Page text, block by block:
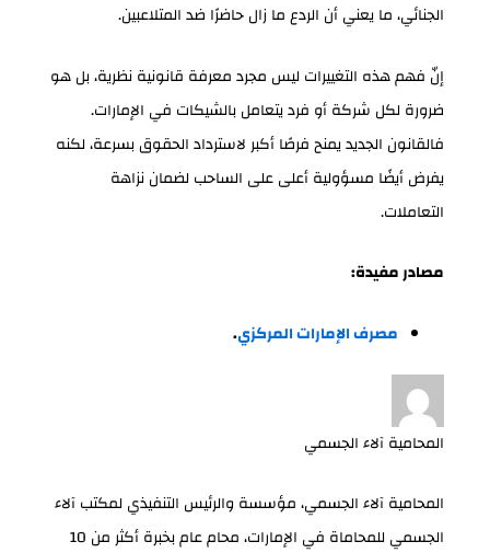
الجنائي، ما يعني أن الردع ما زال حاضرًا ضد المتلاعبين.
إنّ فهم هذه التغييرات ليس مجرد معرفة قانونية نظرية، بل هو
ضرورة لكل شركة أو فرد يتعامل بالشيكات في الإمارات.
فالقانون الجديد يمنح فرصًا أكبر لاسترداد الحقوق بسرعة، لكنه
يفرض أيضًا مسؤولية أعلى على الساحب لضمان نزاهة
التعاملات.
مصادر مفيدة:
مصرف الإمارات المركزي.
المحامية آلاء الجسمي
المحامية آلاء الجسمي، مؤسسة والرئيس التنفيذي لمكتب آلاء
الجسمي للمحاماة في الإمارات، محام عام بخبرة أكثر من 10